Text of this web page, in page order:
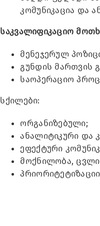
კომუნიკაცია და
საკვალიფიკაციო
მენეჯერულ
გუნდის მართვის
საოპერაციო
სქილები:
ორგანიზებული;
ანალიტიკური და
ეფექტური
მოქნილობა,